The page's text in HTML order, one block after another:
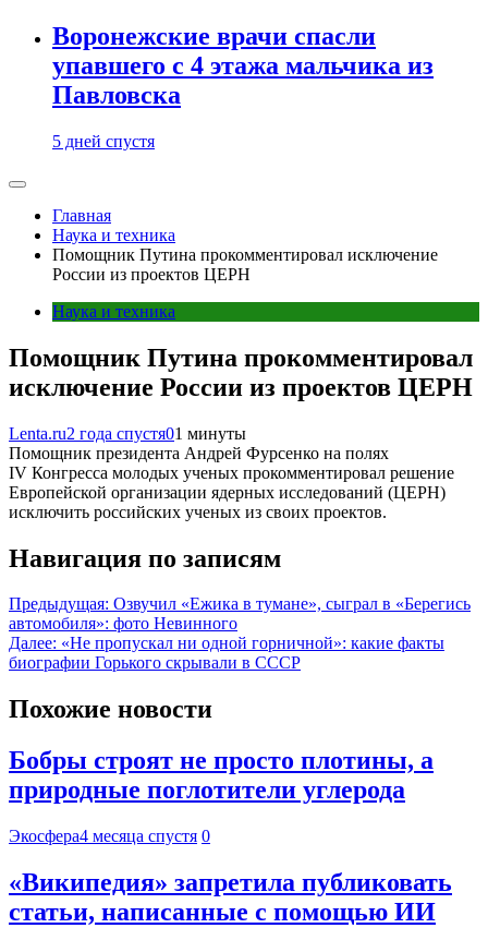
Воронежские врачи спасли
упавшего с 4 этажа мальчика из
Павловска
5 дней спустя
Главная
Наука и техника
Помощник Путина прокомментировал исключение
России из проектов ЦЕРН
Наука и техника
Помощник Путина прокомментировал
исключение России из проектов ЦЕРН
Lenta.ru2 года спустя01 минуты
Помощник президента Андрей Фурсенко на полях
IV Конгресса молодых ученых прокомментировал решение
Европейской организации ядерных исследований (ЦЕРН)
исключить российских ученых из своих проектов.
Навигация по записям
Предыдущая: Озвучил «Ежика в тумане», сыграл в «Берегись
автомобиля»: фото Невинного
Далее: «Не пропускал ни одной горничной»: какие факты
биографии Горького скрывали в СССР
Похожие новости
Бобры строят не просто плотины, а
природные поглотители углерода
Экосфера4 месяца спустя 0
«Википедия» запретила публиковать
статьи, написанные с помощью ИИ